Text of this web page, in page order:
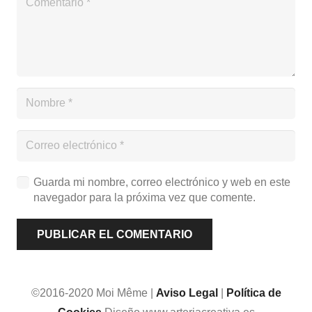
Guarda mi nombre, correo electrónico y web en este
navegador para la próxima vez que comente.
PUBLICAR EL COMENTARIO
©2016-2020 Moi Même | Aviso Legal
Política de